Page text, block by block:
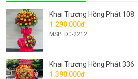
Khai Trương Hồng Phát 108
1.290.000đ
MSP: DC-2212
Khai Trương Hồng Phát 336
1.390.000đ